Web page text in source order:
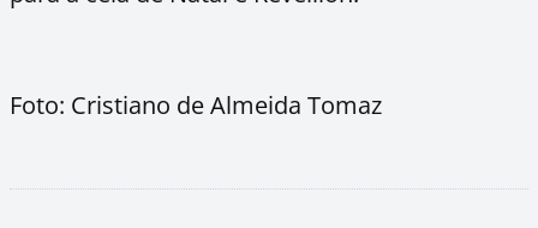
Foto: Cristiano de Almeida Tomaz